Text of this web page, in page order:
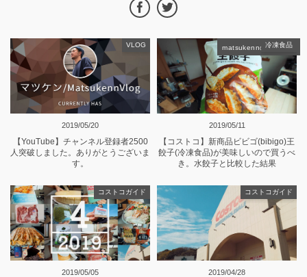
2019/05/20
VLOG
【YouTube】チャンネル登録者2500
人突破しました。ありがとうございま
す。
2019/05/11
冷凍食品
【コストコ】新商品ビビゴ(bibigo)王
餃子(冷凍食品)が美味しいので買うべ
き。水餃子と比較した結果
2019/05/05
コストコガイド
2019/04/28
コストコガイド
matsukennの記事一覧